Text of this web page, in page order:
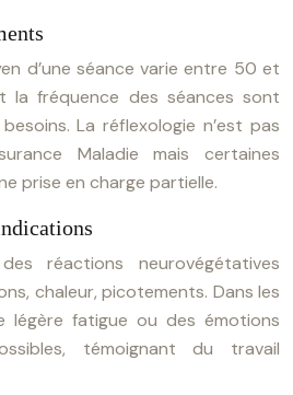
d’une séance varie entre 50 et
la fréquence des séances sont
La réflexologie n’est pas
Maladie mais certaines
prise en charge partielle.
réactions neurovégétatives
chaleur, picotements. Dans les
légère fatigue ou des émotions
témoignant du travail